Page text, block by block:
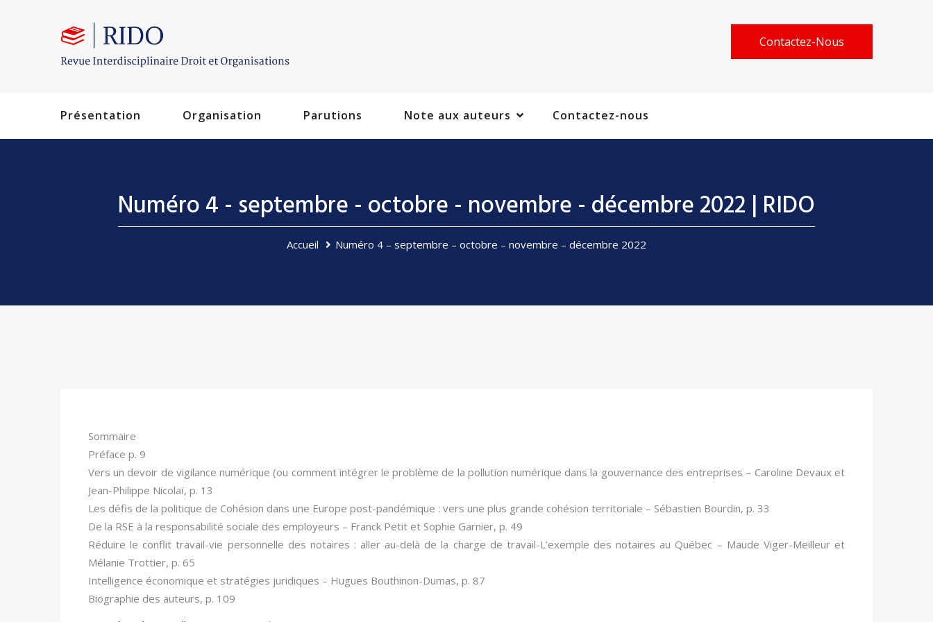
Contactez-Nous
Présentation Organisation Parutions Note aux auteurs Contactez-nous
Numéro 4 - septembre - octobre - novembre - décembre 2022 | RIDO
Accueil Numéro 4 – septembre – octobre – novembre – décembre 2022
Sommaire
Préface p. 9
Vers un devoir de vigilance numérique (ou comment intégrer le problème de la pollution numérique dans la gouvernance des entreprises – Caroline Devaux et
Jean-Philippe Nicolaï, p. 13
Les défis de la politique de Cohésion dans une Europe post-pandémique : vers une plus grande cohésion territoriale – Sébastien Bourdin, p. 33
De la RSE à la responsabilité sociale des employeurs – Franck Petit et Sophie Garnier, p. 49
Réduire le conflit travail-vie personnelle des notaires : aller au-delà de la charge de travail-L’exemple des notaires au Québec – Maude Viger-Meilleur et
Mélanie Trottier, p. 65
Intelligence économique et stratégies juridiques – Hugues Bouthinon-Dumas, p. 87
Biographie des auteurs, p. 109